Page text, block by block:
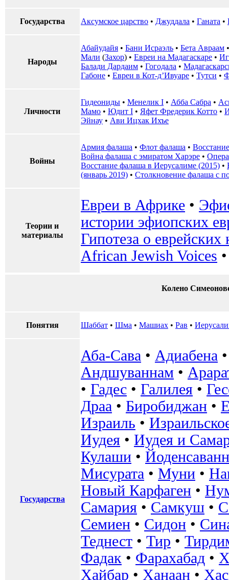
Государства Аксумское царство • ‎Джуддала • Ганата •
Народы
Абайудайя • Бани Исраэль • Бета Авраам
Мали (Захор) • Евреи на Мадагаскаре •
Балади Дардаим • Гогодала •
Габоне • Евреи в Кот-д’Ивуаре • Тутси •
Личности
Гидеониды • Менелик I • Абба Сабра •
Мамо • Юдит I • Яфет Фредерик Котто •
Эйнау • Ави Ицхак Ихъе
Войны
Армия фалаша • Флот фалаша •
Война фалаша с эмиратом Харэре •
Восстание фалаша в Иерусалиме (2015) •
(январь 2019) • Столкновение фалаша с
Теории и
материалы
Евреи в Африке •
истории эфиопских
Гипотеза о еврейских
African Jewish Voices
Колено
Понятия Шаббат • Шма • Машиах • Рав •
Государства
Аба-Сава • Адиабена
Андшуваннам •
• Гадес • Галилея •
Драа • Биробиджан •
Израиль •
Иудея • Иудея и
Кулаши •
Мисурата • Муни •
Новый Карфаген •
Самария • Самкуш •
Семиен • Сидон •
Теднест • Тир •
Фадак • Фарахабад •
Хайбар • Ханаан •